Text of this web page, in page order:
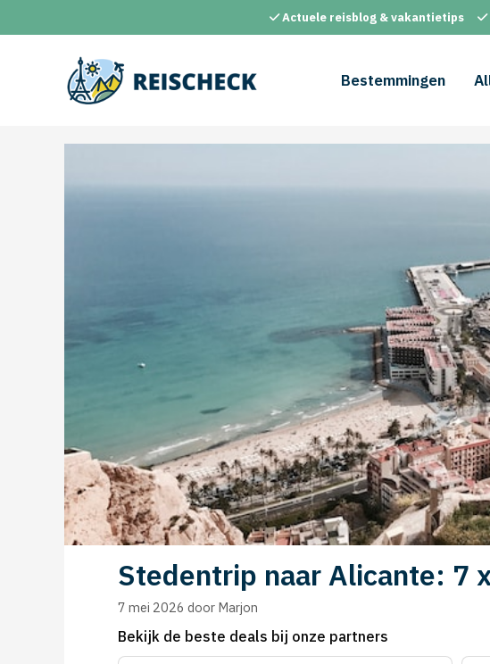
naar
Actuele reisblog & vakantietips
Bestemmingen
Stedentrip naar Alicante: 7
7 mei 2026 door Marjon
Bekijk de beste deals bij onze partners